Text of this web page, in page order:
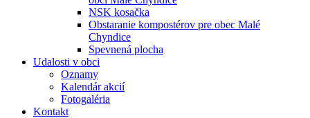
NSK kosačka
Obstaranie kompostérov pre obec Malé
Chyndice
Spevnená plocha
Udalosti v obci
Oznamy
Kalendár akcií
Fotogaléria
Kontakt